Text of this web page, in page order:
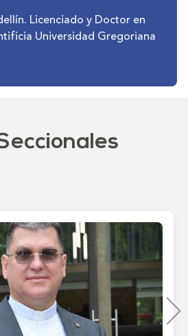
Licenciado y Doctor en
Universidad Gregoriana